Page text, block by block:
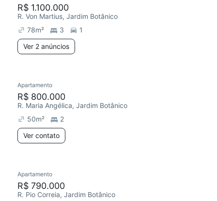
R$ 1.100.000
R. Von Martius, Jardim Botânico
78m² 3
1
Ver 2 anúncios
Apartamento
R$ 800.000
R. Maria Angélica, Jardim Botânico
50m²
2
Ver contato
Apartamento
R$ 790.000
R. Pio Correia, Jardim Botânico